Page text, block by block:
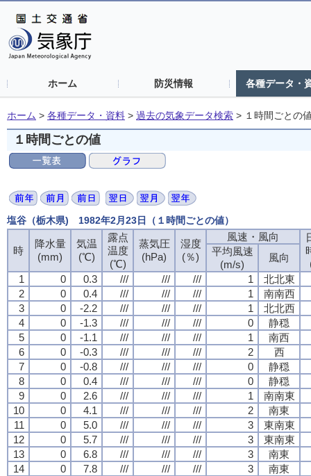
ホーム 防災情報 各種データ・
ホーム > 各種データ・資料 > 過去の気象データ検索 > １時間ごとの
１時間ごとの値
塩谷（栃木県) 1982年2月23日（１時間ごとの値）
時
降水量
(mm)
気温
(℃)
露点
温度
(℃)
蒸気圧
(hPa)
湿度
(％)
風速・風向
平均風速
(m/s)
風向
1
0 0.3 /// /// /// 1
北北東
2
0 0.4 /// /// /// 1
南南西
3
0 -2.2 /// /// /// 1
北北西
4
0 -1.3 /// /// /// 0
静穏
5
0 -1.1 /// /// /// 1
南西
6
0 -0.3 /// /// /// 2
西
7
0 -0.8 /// /// /// 0
静穏
8
0 0.4 /// /// /// 0
静穏
9
0 2.6 /// /// /// 1
南南東
10
0 4.1 /// /// /// 2
南東
11
0 5.0 /// /// /// 3
東南東
12
0 5.7 /// /// /// 3
東南東
13
0 6.8 /// /// /// 3
南東
14
0 7.8 /// /// /// 3
南東